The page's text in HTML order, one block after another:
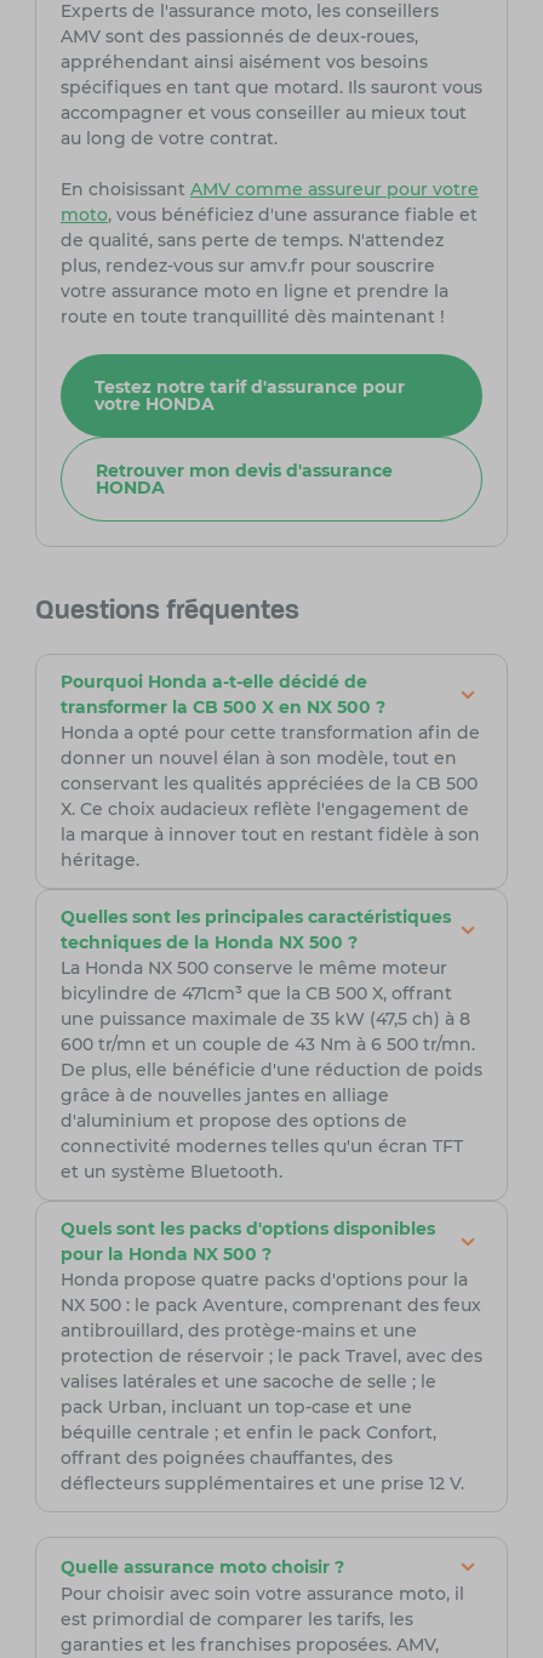
Experts de l'assurance moto, les conseillers
AMV sont des passionnés de deux-roues,
appréhendant ainsi aisément vos besoins
spécifiques en tant que motard. Ils sauront vous
accompagner et vous conseiller au mieux tout
au long de votre contrat.
En choisissant AMV comme assureur pour votre
moto, vous bénéficiez d'une assurance fiable et
de qualité, sans perte de temps. N'attendez
plus, rendez-vous sur amv.fr pour souscrire
votre assurance moto en ligne et prendre la
route en toute tranquillité dès maintenant !
Testez notre tarif d'assurance pour
votre HONDA
Retrouver mon devis d'assurance
HONDA
Questions fréquentes
Pourquoi Honda a-t-elle décidé de
transformer la CB 500 X en NX 500 ?
Honda a opté pour cette transformation afin de
donner un nouvel élan à son modèle, tout en
conservant les qualités appréciées de la CB 500
X. Ce choix audacieux reflète l'engagement de
la marque à innover tout en restant fidèle à son
héritage.
Quelles sont les principales caractéristiques
techniques de la Honda NX 500 ?
La Honda NX 500 conserve le même moteur
bicylindre de 471cm³ que la CB 500 X, offrant
une puissance maximale de 35 kW (47,5 ch) à 8
600 tr/mn et un couple de 43 Nm à 6 500 tr/mn.
De plus, elle bénéficie d'une réduction de poids
grâce à de nouvelles jantes en alliage
d'aluminium et propose des options de
connectivité modernes telles qu'un écran TFT
et un système Bluetooth.
Quels sont les packs d'options disponibles
pour la Honda NX 500 ?
Honda propose quatre packs d'options pour la
NX 500 : le pack Aventure, comprenant des feux
antibrouillard, des protège-mains et une
protection de réservoir ; le pack Travel, avec des
valises latérales et une sacoche de selle ; le
pack Urban, incluant un top-case et une
béquille centrale ; et enfin le pack Confort,
offrant des poignées chauffantes, des
déflecteurs supplémentaires et une prise 12 V.
Quelle assurance moto choisir ?
Pour choisir avec soin votre assurance moto, il
est primordial de comparer les tarifs, les
garanties et les franchises proposées. AMV,